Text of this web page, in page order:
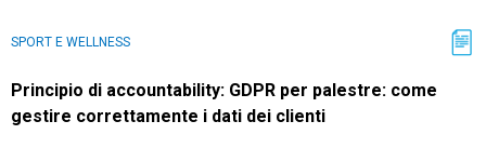
Email Marketing
Fatturazione
Financial Solutions
SPORT E WELLNESS
Principio di accountability: GDPR per palestre: come
gestire correttamente i dati dei clienti